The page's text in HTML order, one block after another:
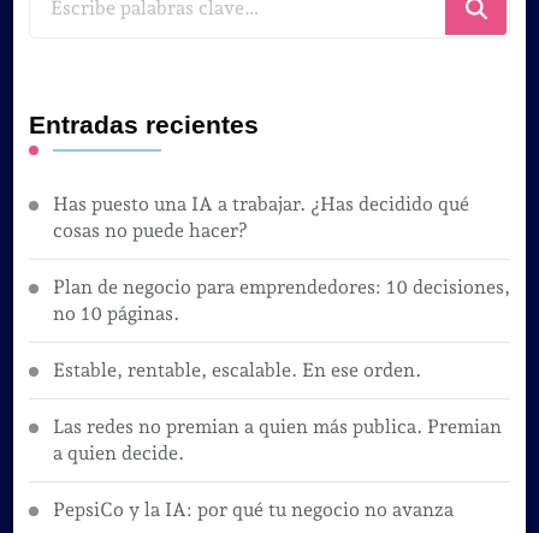
Entradas recientes
Has puesto una IA a trabajar. ¿Has decidido qué
cosas no puede hacer?
Plan de negocio para emprendedores: 10 decisiones,
no 10 páginas.
Estable, rentable, escalable. En ese orden.
Las redes no premian a quien más publica. Premian
a quien decide.
PepsiCo y la IA: por qué tu negocio no avanza